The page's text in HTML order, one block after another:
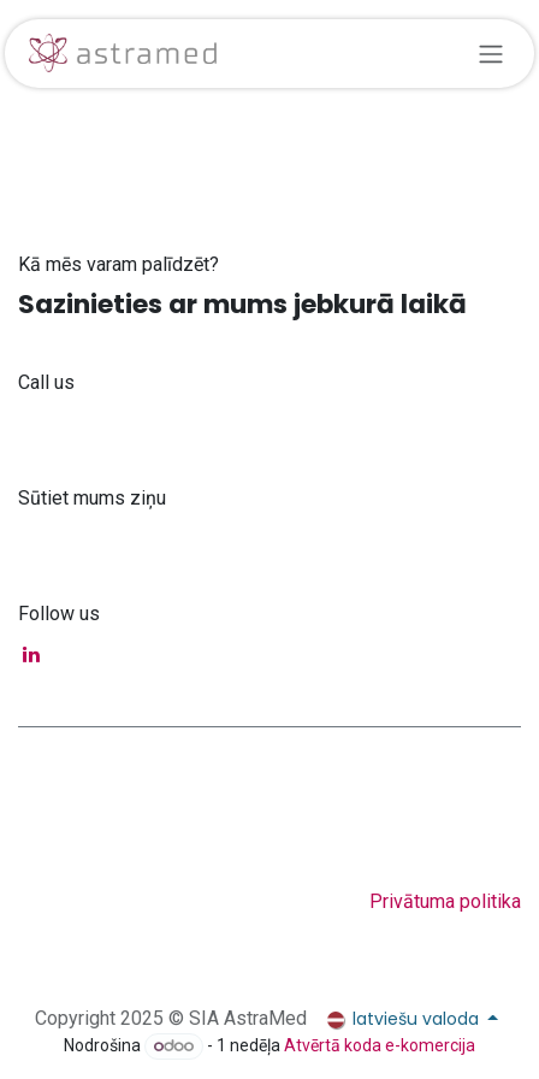
Skip to Content
Kā mēs varam palīdzēt?
Sazinieties ar mums jebkurā laikā
Call us
Sūtiet mums ziņu
Follow us
Privātuma politika
Copyright 2025 © SIA AstraMed latviešu valoda
Nodrošina - 1 nedēļaAtvērtā koda e-komercija